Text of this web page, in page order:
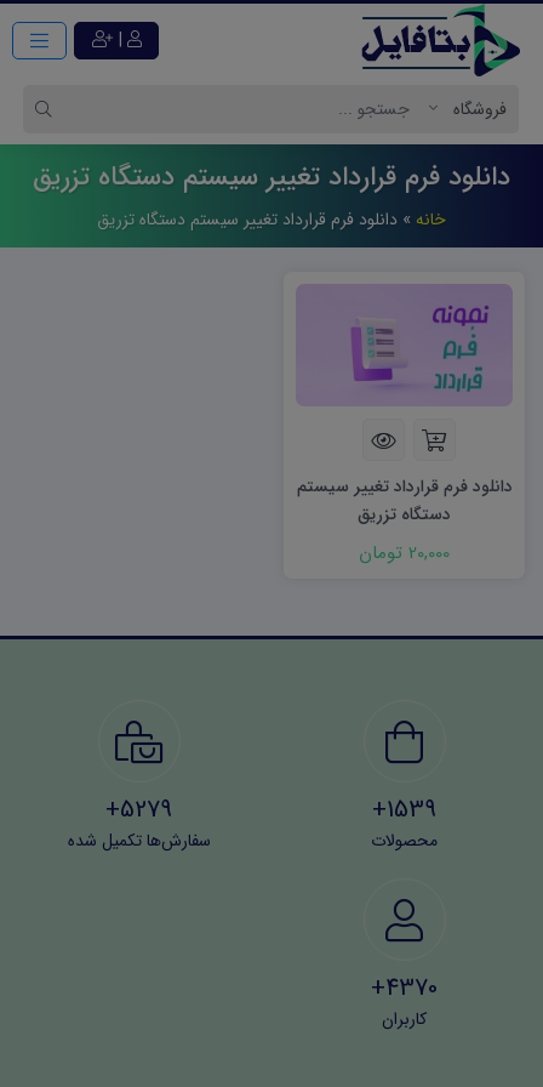
|
دانلود فرم قرارداد تغيير سيستم دستگاه تزريق
خانه » دانلود فرم قرارداد تغيير سيستم دستگاه تزريق
دانلود فرم قرارداد تغییر سیستم
دستگاه تزریق
20,000 تومان
1539+
محصولات
5279+
سفارش‌ها تکمیل شده
4370+
کاربران